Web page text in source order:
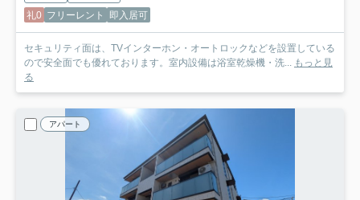
礼0 フリーレント 即入居可
セキュリティ面は、TVインターホン・オートロックなどを設置している
ので安全面でも優れております。室内設備は浴室乾燥機・洗... もっと見
る
アパート